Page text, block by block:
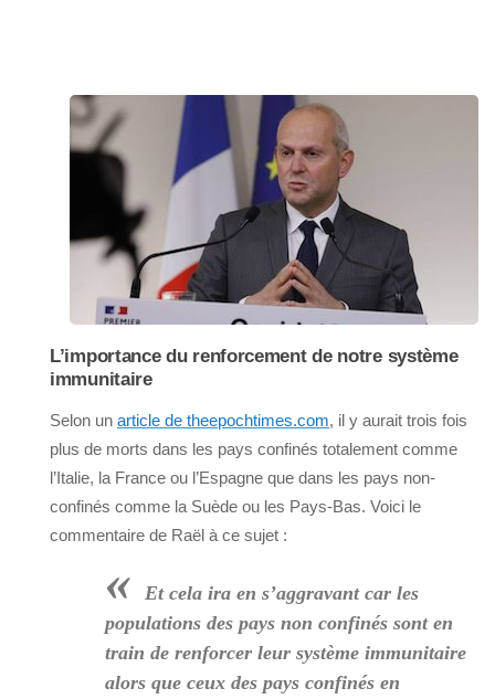
L’importance du renforcement de notre système
immunitaire
Selon un article de theepochtimes.com, il y aurait trois fois
plus de morts dans les pays confinés totalement comme
l’Italie, la France ou l’Espagne que dans les pays non-
confinés comme la Suède ou les Pays-Bas. Voici le
commentaire de Raël à ce sujet :
«
Et cela ira en s’aggravant car les
populations des pays non confinés sont en
train de renforcer leur système immunitaire
alors que ceux des pays confinés en